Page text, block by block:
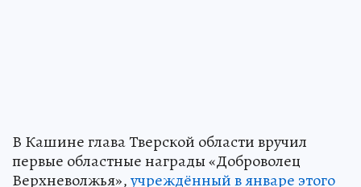
В Кашине глава Тверской области вручил
первые областные награды «Доброволец
Верхневолжья»,учреждённый в январе этого